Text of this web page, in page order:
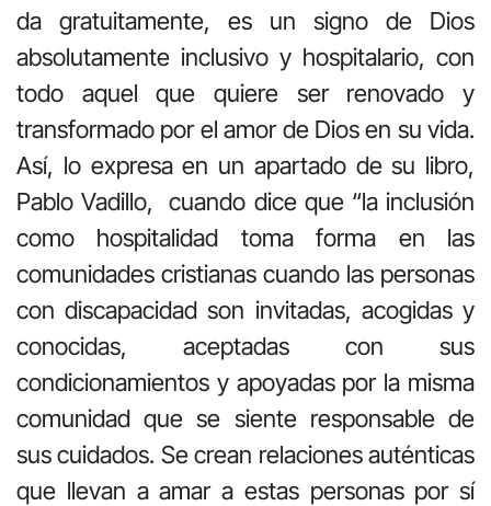
da gratuitamente, es un signo de Dios
absolutamente inclusivo y hospitalario, con
todo aquel que quiere ser renovado y
transformado por el amor de Dios en su vida.
Así, lo expresa en un apartado de su libro,
Pablo Vadillo,
cuando dice que “la inclusión
como hospitalidad toma forma en las
comunidades cristianas cuando las personas
con discapacidad son invitadas, acogidas y
conocidas, aceptadas con sus
condicionamientos y apoyadas por la misma
comunidad que se siente responsable de
sus cuidados. Se crean relaciones auténticas
que llevan a amar a estas personas por sí